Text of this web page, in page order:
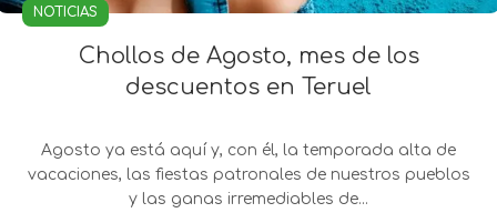
NOTICIAS
Chollos de Agosto, mes de los
descuentos en Teruel
Agosto ya está aquí y, con él, la temporada alta de
vacaciones, las fiestas patronales de nuestros pueblos
y las ganas irremediables de...